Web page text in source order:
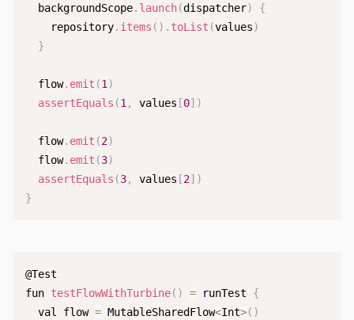
  backgroundScope
. launch(dispatcher)
{
    repository
. items ( ) . toList (values)
}
  flow
. emit (1 )
assertEquals (1 , values [0] )
  flow
. emit (2)
  flow
. emit (3)
assertEquals (3, values [2] )
}
@Test
fun testFlowWithTurbine( ) = runTest {
  val flow
= MutableSharedFlow<Int>( )